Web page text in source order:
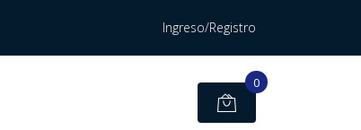
Ingreso/Registro
0